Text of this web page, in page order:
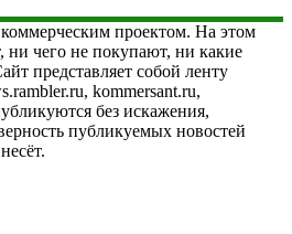
проектом. На этом
ни чего не покупают, ни какие
представляет собой ленту
kommersant.ru,
без искажения,
публикуемых новостей